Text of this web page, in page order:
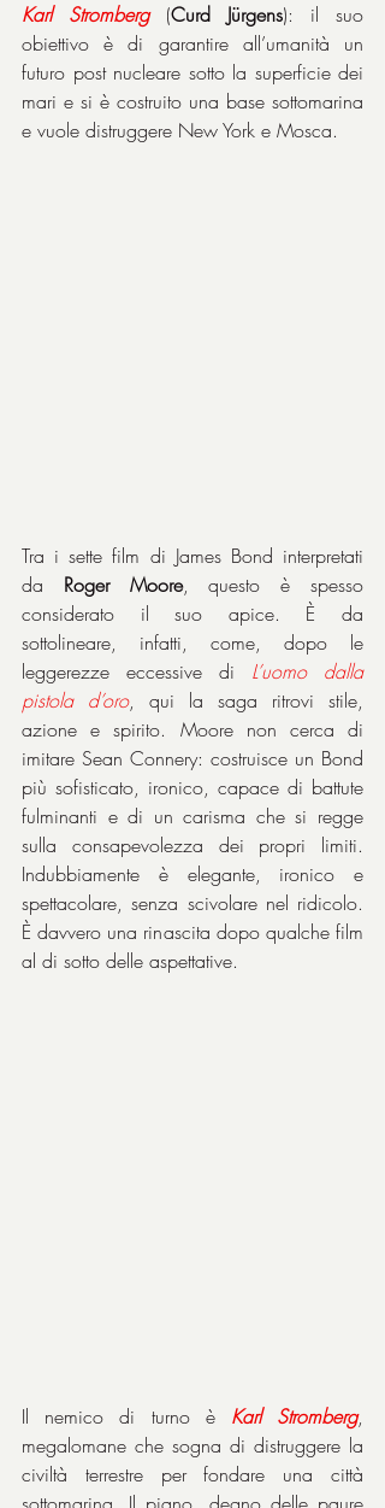
Karl
Stromberg (Curd Jürgens): il suo
obiettivo è di garantire all’umanità un
futuro post nucleare sotto la superficie dei
mari e si è costruito una base sottomarina
e vuole distruggere New York e Mosca.
Tra i sette film di James Bond interpretati
da Roger Moore, questo è spesso
considerato il suo apice. È da
sottolineare, infatti, come, dopo le
leggerezze eccessive di L’uomo dalla
pistola d’oro, qui la saga ritrovi stile,
azione e spirito. Moore non cerca di
imitare Sean Connery: costruisce un Bond
più sofisticato, ironico, capace di battute
fulminanti e di un carisma che si regge
sulla consapevolezza dei propri limiti.
Indubbiamente è elegante, ironico e
spettacolare, senza scivolare nel ridicolo.
È davvero una rinascita dopo qualche film
al di sotto delle aspettative.
Il nemico di turno è Karl Stromberg,
megalomane che sogna di distruggere la
civiltà terrestre per fondare una città